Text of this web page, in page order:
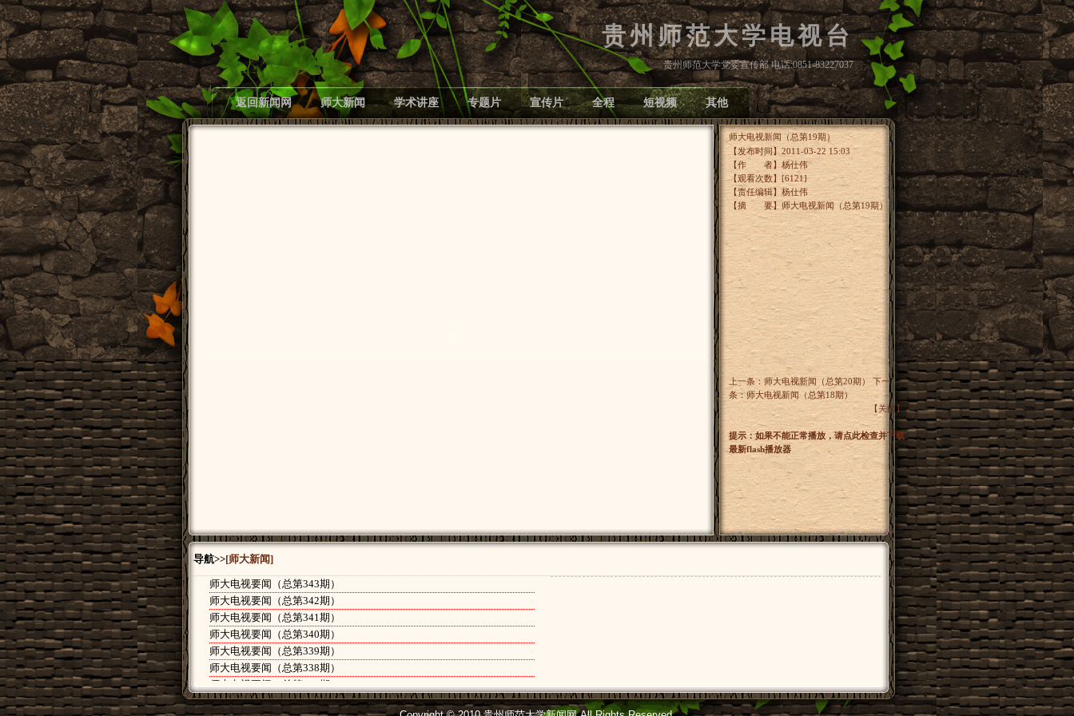
贵州师范大学电视台
贵州师范大学党委宣传部 电话:0851-83227037
返回新闻网 师大新闻 学术讲座 专题片 宣传片 全程 短视频 其他
脱贫攻坚
师大电视新闻（总第19期）
【发布时间】2011-03-22 15:03
【作 者】杨仕伟
【观看次数】[6121]
【责任编辑】杨仕伟
【摘 要】师大电视新闻（总第19期）
上一条：师大电视新闻（总第20期） 下一
条：师大电视新闻（总第18期）
【关闭】
提示：如果不能正常播放，请点此检查并下载
最新flash播放器
导航>>[师大新闻]
师大电视要闻（总第343期）
师大电视要闻（总第342期）
师大电视要闻（总第341期）
师大电视要闻（总第340期）
师大电视要闻（总第339期）
师大电视要闻（总第338期）
师大电视要闻（总第337期）
[2025年07月09日]
师大电视要闻（总第336期）